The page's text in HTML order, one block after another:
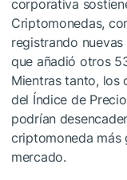
corporativa
Criptomonedas,
registrando
que añadió otros
Mientras tanto, los
del Índice de
podrían
criptomoneda más
mercado.